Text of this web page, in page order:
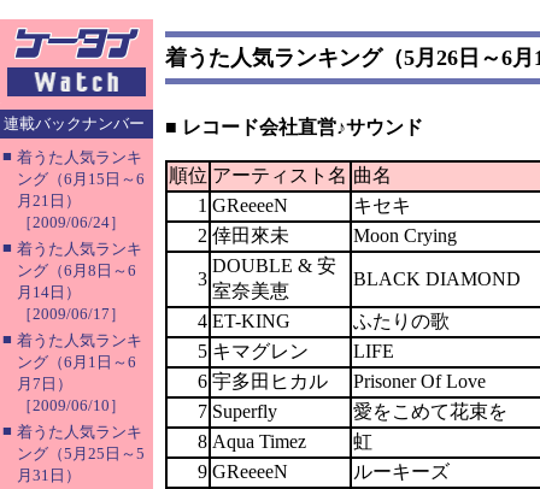
連載バックナンバー
■ 着うた人気ランキ
ング（6月15日～6
月21日）
［2009/06/24］
■ 着うた人気ランキ
ング（6月8日～6
月14日）
［2009/06/17］
■ 着うた人気ランキ
ング（6月1日～6
月7日）
［2009/06/10］
■ 着うた人気ランキ
ング（5月25日～5
月31日）
着うた人気ランキング（5月26日～6月
■ レコード会社直営♪サウンド
順位 アーティスト名 曲名
1 GReeeeN
キセキ
2 倖田來未 Moon Crying
3
DOUBLE & 安
室奈美恵
BLACK DIAMOND
4 ET-KING
ふたりの歌
5 キマグレン
LIFE
6 宇多田ヒカル
Prisoner Of Love
7 Superfly
愛をこめて花束を
8 Aqua Timez
虹
9 GReeeeN ルーキーズ